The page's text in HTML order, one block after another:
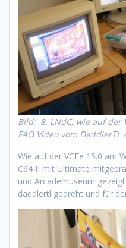
Bild: 8. LNdC, wie auf der
FAO Video vom DaddlerTL
Wie auf der VCFe 15.0 am
C64 II mit Ultimate
und Arcademuseum
daddlertl gedreht und für